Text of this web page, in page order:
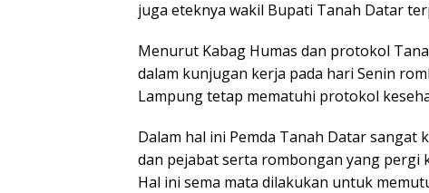
juga eteknya wakil Bupati Tanah Datar
Menurut Kabag Humas dan protokol
dalam kunjugan kerja pada hari Senin
Lampung tetap mematuhi protokol
Dalam hal ini Pemda Tanah Datar
dan pejabat serta rombongan yang pergi
Hal ini sema mata dilakukan untuk